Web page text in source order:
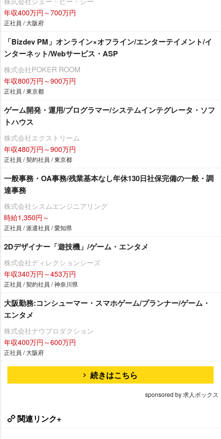
年収400万円～700万円
正社員 / 大阪府
「Bizdev PM」オンライン×オフライン/エンターテイメント/イ
ンターネット/Webサービス・ASP
株式会社POKER ROOM
年収800万円～900万円
正社員 / 東京都
ゲーム開発・運用/プログラマー/システムインテグレータ・ソフ
トハウス
株式会社エクストリーム
年収480万円～900万円
正社員 / 契約社員 / 東京都
一般事務・OA事務/残業基本なし年休130日社保完備の一般・調
達事務
株式会社シスムエンジニアリング
時給1,350円～
正社員 / 派遣社員 / 愛知県
2Dデザイナー「遊技機」/ゲーム・エンタメ
株式会社ディレクションシーズ
年収340万円～453万円
正社員 / 契約社員 / 神奈川県
大阪勤務:コンシューマー・スマホゲーム/プランナー/ゲーム・
エンタメ
株式会社ナウプロダクション
年収400万円～600万円
正社員 / 大阪府
続きはこちら
sponsored by 求人ボックス
関連リンク+